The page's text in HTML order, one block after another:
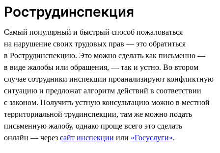
Рострудинспекция
Cамый популярный и быстрый способ пожаловаться
на нарушение своих трудовых прав — это обратиться
в Рострудинспекцию. Это можно сделать как письменно —
в виде жалобы или обращения, — так и устно. Во втором
случае сотрудники инспекции проанализируют конфликтную
ситуацию и предложат алгоритм действий в соответствии
с законом. Получить устную консультацию можно в местной
территориальной трудинспекции, там же можно подать
письменную жалобу, однако проще всего это сделать
онлайн — через сайт инспекции или «Госуслуги».